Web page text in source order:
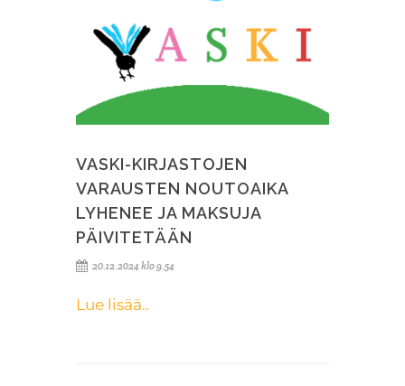
VASKI-KIRJASTOJEN
VARAUSTEN NOUTOAIKA
LYHENEE JA MAKSUJA
PÄIVITETÄÄN
20.12.2024 klo 9.54
Lue lisää..